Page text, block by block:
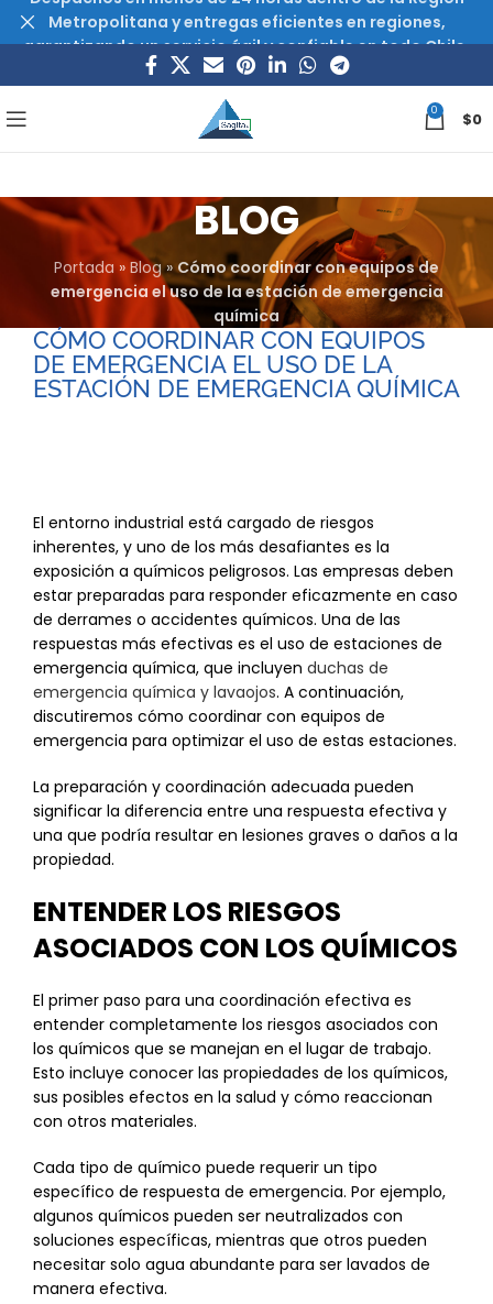
0 $0
BLOG
Portada» Blog»Cómo coordinar con equipos de
emergencia el uso de la estación de emergencia
química
CÓMO COORDINAR CON EQUIPOS
DE EMERGENCIA EL USO DE LA
ESTACIÓN DE EMERGENCIA QUÍMICA
El entorno industrial está cargado de riesgos
inherentes, y uno de los más desafiantes es la
exposición a químicos peligrosos. Las empresas deben
estar preparadas para responder eficazmente en caso
de derrames o accidentes químicos. Una de las
respuestas más efectivas es el uso de estaciones de
emergencia química, que incluyen duchas de
emergencia química y lavaojos. A continuación,
discutiremos cómo coordinar con equipos de
emergencia para optimizar el uso de estas estaciones.
La preparación y coordinación adecuada pueden
significar la diferencia entre una respuesta efectiva y
una que podría resultar en lesiones graves o daños a la
propiedad.
ENTENDER LOS RIESGOS
ASOCIADOS CON LOS QUÍMICOS
El primer paso para una coordinación efectiva es
entender completamente los riesgos asociados con
los químicos que se manejan en el lugar de trabajo.
Esto incluye conocer las propiedades de los químicos,
sus posibles efectos en la salud y cómo reaccionan
con otros materiales.
Cada tipo de químico puede requerir un tipo
específico de respuesta de emergencia. Por ejemplo,
algunos químicos pueden ser neutralizados con
soluciones específicas, mientras que otros pueden
necesitar solo agua abundante para ser lavados de
manera efectiva.
Metropolitana y entregas eficientes en regiones,
garantizando un servicio ágil y confiable en todo Chile.